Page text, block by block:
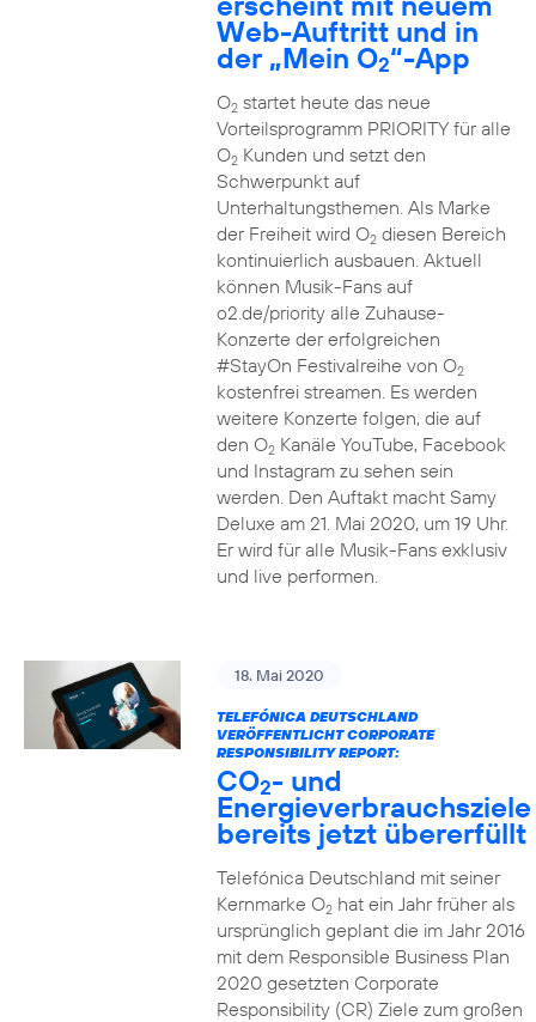
Web-Auftritt und in
der „Mein O2“-App
O2startet heute das neue
Vorteilsprogramm PRIORITY für alle
O2Kunden und setzt den
Schwerpunkt auf
Unterhaltungsthemen. Als Marke
der Freiheit wird O2diesen Bereich
kontinuierlich ausbauen. Aktuell
können Musik-Fans auf
o2.de/priority alle Zuhause-
Konzerte der erfolgreichen
#StayOn Festivalreihe von O2
kostenfrei streamen. Es werden
weitere Konzerte folgen, die auf
den O2Kanäle YouTube, Facebook
und Instagram zu sehen sein
werden. Den Auftakt macht Samy
Deluxe am 21. Mai 2020, um 19 Uhr.
Er wird für alle Musik-Fans exklusiv
und live performen.
18. Mai 2020
TELEFÓNICA DEUTSCHLAND
VERÖFFENTLICHT CORPORATE
RESPONSIBILITY REPORT:
CO2- und
Energieverbrauchsziele
bereits jetzt übererfüllt
Telefónica Deutschland mit seiner
Kernmarke O2hat ein Jahr früher als
ursprünglich geplant die im Jahr 2016
mit dem Responsible Business Plan
2020 gesetzten Corporate
Responsibility (CR) Ziele zum großen